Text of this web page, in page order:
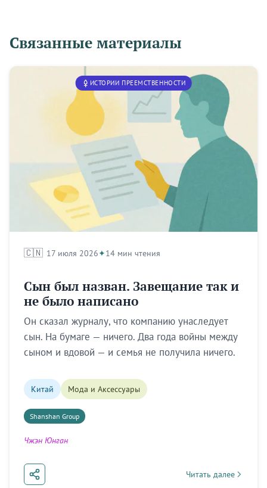
Связанные материалы
ИСТОРИИ ПРЕЕМСТВЕННОСТИ
🇨🇳 17 июля 2026 14 мин чтения
Сын был назван. Завещание так и
не было написано
Он сказал журналу, что компанию унаследует
сын. На бумаге — ничего. Два года войны между
сыном и вдовой — и семья не получила ничего.
Китай Мода и Аксессуары
Shanshan Group
Чжэн Юнган
Читать далее
about Сын был